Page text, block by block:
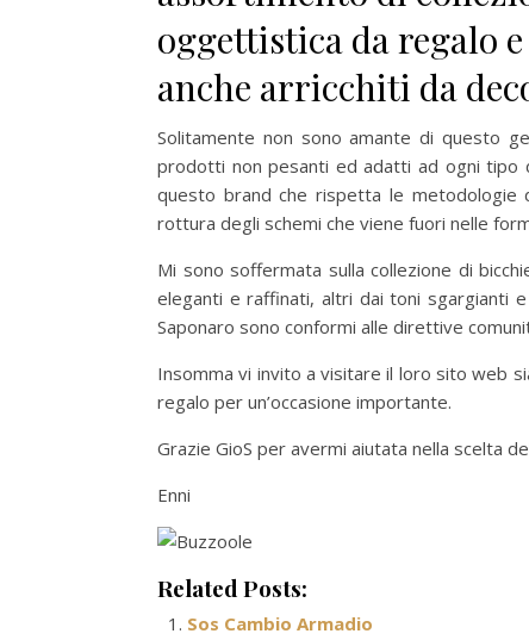
oggettistica da regalo
anche arricchiti da
Solitamente non sono amante di questo
prodotti non pesanti ed adatti ad ogni tipo
questo brand che rispetta le metodologie
rottura degli schemi che viene fuori nelle
Mi sono soffermata sulla collezione di
eleganti e raffinati, altri dai toni sgargianti
Saponaro sono conformi alle direttive
Insomma vi invito a visitare il loro sito web
regalo per un’occasione importante.
Grazie GioS per avermi aiutata nella scelta
Enni
Related Posts:
Sos Cambio Armadio